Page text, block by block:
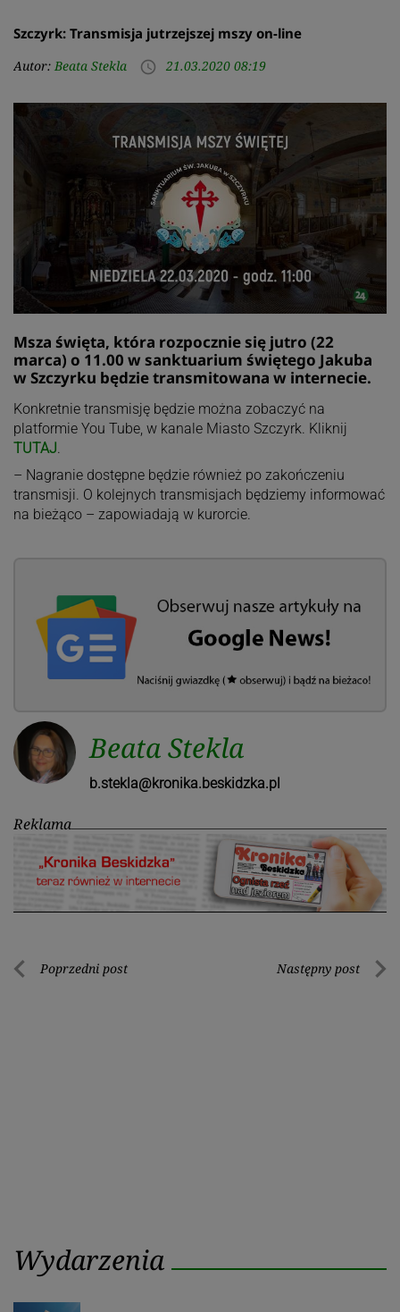
Szczyrk: Transmisja jutrzejszej mszy on-line
Autor: Beata Stekla access_time 21.03.2020 08:19
Msza święta, która rozpocznie się jutro (22
marca) o 11.00 w sanktuarium świętego Jakuba
w Szczyrku będzie transmitowana w internecie.
Konkretnie transmisję będzie można zobaczyć na
platformie You Tube, w kanale Miasto Szczyrk. Kliknij
TUTAJ
– Nagranie dostępne będzie również po zakończeniu
transmisji. O kolejnych transmisjach będziemy informować
na bieżąco – zapowiadają w kurorcie.
Beata Stekla
b.stekla@kronika.beskidzka.pl
Reklama
Nawigacja
Poprzedni post Następny post
Wydarzenia